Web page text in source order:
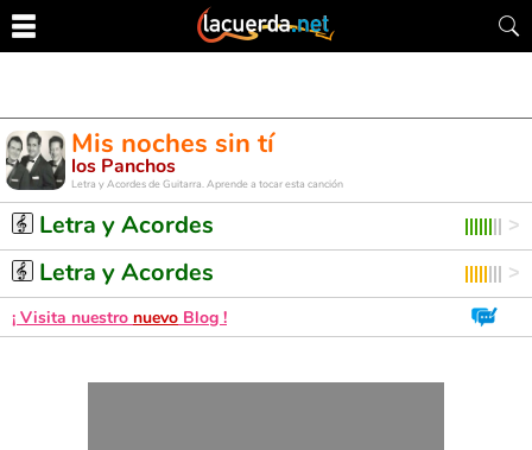
Mis noches sin tí
los Panchos
Letra y Acordes de Guitarra. Aprende a tocar esta canción
Letra y Acordes
Letra y Acordes
¡ Visita nuestro nuevo Blog !